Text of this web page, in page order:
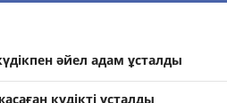
әйел адам ұсталды
күдікті ұсталды